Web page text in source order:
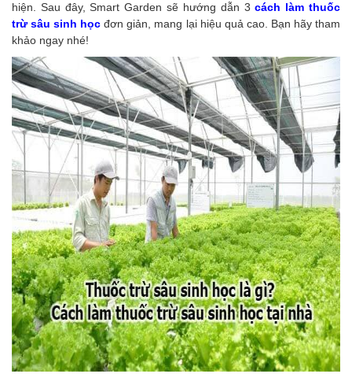
hiện. Sau đây, Smart Garden sẽ hướng dẫn 3cách làm thuốc
trừ sâu sinh học đơn giản, mang lại hiệu quả cao. Bạn hãy tham
khảo ngay nhé!